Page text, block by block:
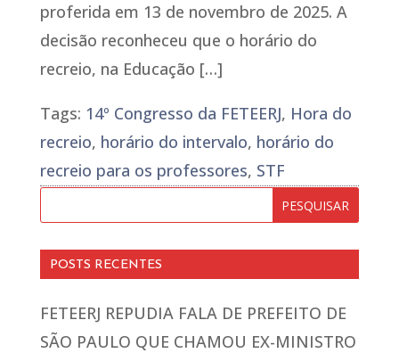
proferida em 13 de novembro de 2025. A
decisão reconheceu que o horário do
recreio, na Educação […]
Tags: 14º Congresso da FETEERJ, Hora do
recreio, horário do intervalo, horário do
recreio para os professores, STF
POSTS RECENTES
FETEERJ REPUDIA FALA DE PREFEITO DE
SÃO PAULO QUE CHAMOU EX-MINISTRO